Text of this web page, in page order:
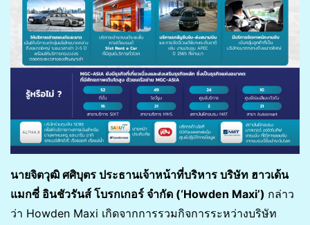
นายจิตวุฒิ ศศิบุตร ประธานเจ้าหน้าที่บริหาร บริษัท ฮาวเด้น
แมกซี่ อินชัวรันส์ โบรกเกอร์ จำกัด (‘Howden Maxi’) กล่าว
ว่า Howden Maxi เกิดจากการรวมกิจการระหว่างบริษัท